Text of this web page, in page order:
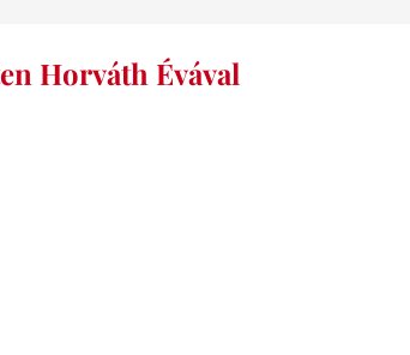
Horváth Évával